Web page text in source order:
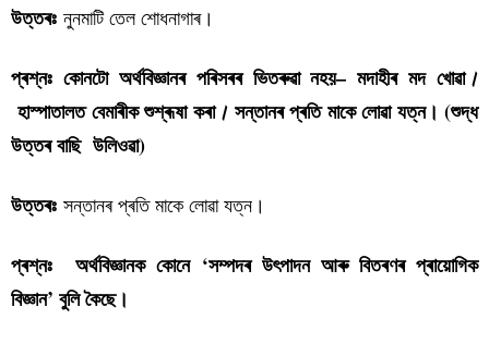
উত্তৰঃ নুনমাটি তেল শোধনাগাৰ।
প্ৰশ্নঃ কোনটো অৰ্থবিজ্ঞানৰ পৰিসৰৰ ভিতৰুৱা নহয়– মদাহীৰ মদ খোৱা।
হাস্পাতালত বেমাৰীক শুশ্ৰূষা কৰা।সন্তানৰ প্ৰতি মাকে লোৱা যত্ন। (শুদ্ধ
উত্তৰ বাছি উলিওৱা)
উত্তৰঃ সন্তানৰ প্ৰতি মাকে লোৱা যত্ন।
প্ৰশ্নঃ অৰ্থবিজ্ঞানক কোনে ‘সম্পদৰ উৎপাদন আৰু বিতৰণৰ প্ৰায়োগিক
বিজ্ঞান’ বুলি কৈছে।